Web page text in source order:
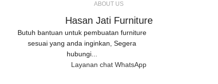
ABOUT US
Hasan Jati Furniture
Butuh bantuan untuk pembuatan furniture
sesuai yang anda inginkan, Segera
hubungi...
Layanan chat WhatsApp